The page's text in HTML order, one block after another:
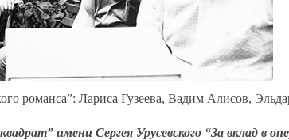
романса”: Лариса Гузеева, Вадим Алисов,
имени Сергея Урусевского “За вклад в